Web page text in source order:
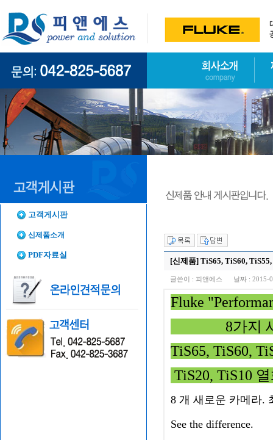
고객게시판
신제품소개
PDF자료실
[신제품] TiS65, TiS60,
글쓴이 : 피앤에스 날짜 : 2015-
Fluke
8가지 새
TiS65, TiS60,
TiS20, TiS10
8 개 새로운 카메라.
See the difference.